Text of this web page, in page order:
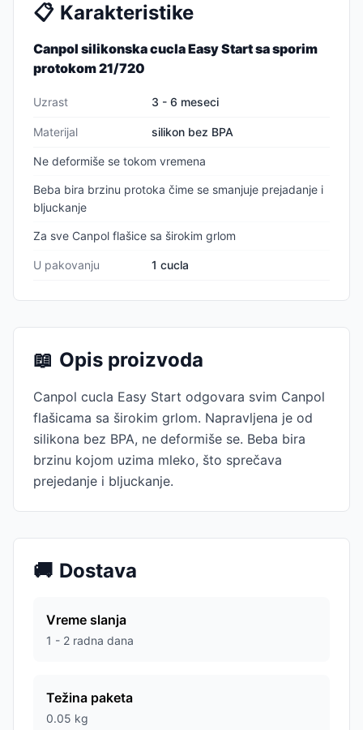
📋 Karakteristike
Canpol silikonska cucla Easy Start sa sporim
protokom 21/720
Uzrast 3 - 6 meseci
Materijal silikon bez BPA
Ne deformiše se tokom vremena
Beba bira brzinu protoka čime se smanjuje prejadanje i
bljuckanje
Za sve Canpol flašice sa širokim grlom
U pakovanju 1 cucla
📖 Opis proizvoda
Canpol cucla Easy Start odgovara svim Canpol
flašicama sa širokim grlom. Napravljena je od
silikona bez BPA, ne deformiše se. Beba bira
brzinu kojom uzima mleko, što sprečava
prejedanje i bljuckanje.
🚚 Dostava
Vreme slanja
1 - 2 radna dana
Težina paketa
0.05 kg